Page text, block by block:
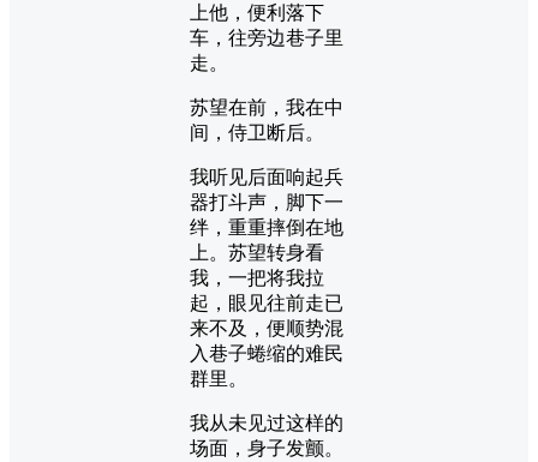
上他，便利落下
车，往旁边巷子里
走。
苏望在前，我在中
间，侍卫断后。
我听见后面响起兵
器打斗声，脚下一
绊，重重摔倒在地
上。苏望转身看
我，一把将我拉
起，眼见往前走已
来不及，便顺势混
入巷子蜷缩的难民
群里。
我从未见过这样的
场面，身子发颤。